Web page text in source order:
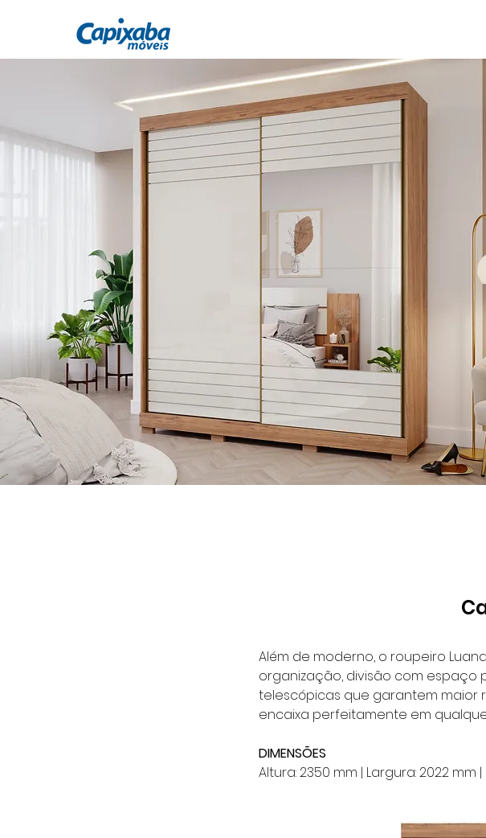
Além de moderno, o roupeiro
organização, divisão com espaço
telescópicas que garantem maior
encaixa perfeitamente em
DIMENSÕES
Altura: 2350 mm | Largura: 2022